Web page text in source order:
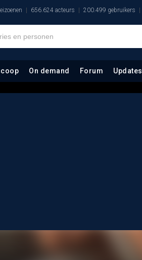
656.624 acteurs 200.499 gebruikers
On demand Forum Updates